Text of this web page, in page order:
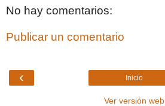
No hay comentarios:
Publicar un comentario
‹ Inicio
Ver versión web